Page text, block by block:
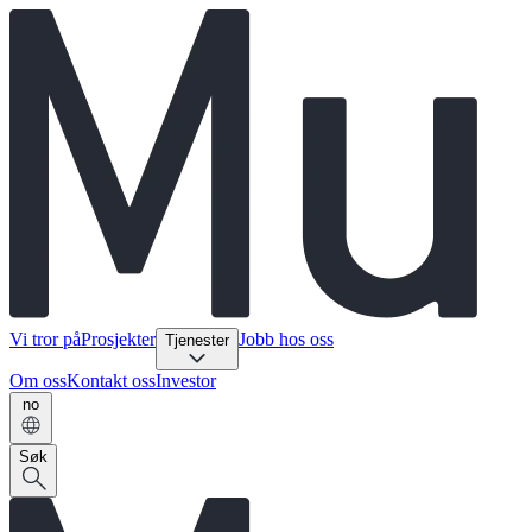
Vi tror påProsjekter Tjenester Jobb hos oss
Om ossKontakt ossInvestor
no
Søk